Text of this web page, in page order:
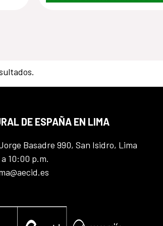
DE ESPAÑA EN LIMA
Basadre 990, San Isidro, Lima
10:00 p.m.